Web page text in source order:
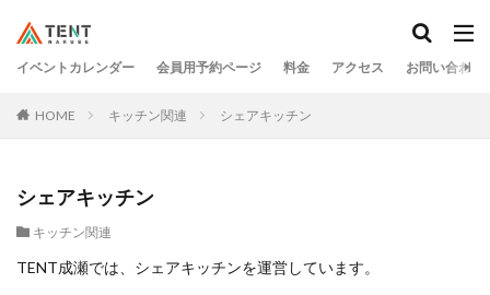
イベントカレンダー 会員用予約ページ 料金 アクセス お問い合わせ
HOME キッチン関連 シェアキッチン
シェアキッチン
キッチン関連
TENT成瀬では、シェアキッチンを運営しています。